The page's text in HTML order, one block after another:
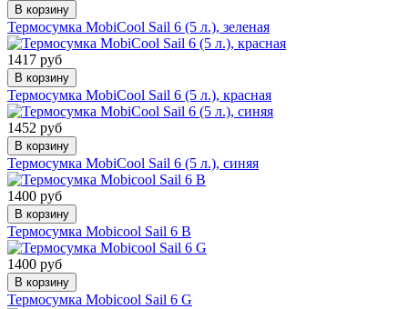
В корзину
Термосумка MobiCool Sail 6 (5 л.), зеленая
1417 руб
В корзину
Термосумка MobiCool Sail 6 (5 л.), красная
1452 руб
В корзину
Термосумка MobiCool Sail 6 (5 л.), синяя
1400 руб
В корзину
Термосумка Mobicool Sail 6 B
1400 руб
В корзину
Термосумка Mobicool Sail 6 G